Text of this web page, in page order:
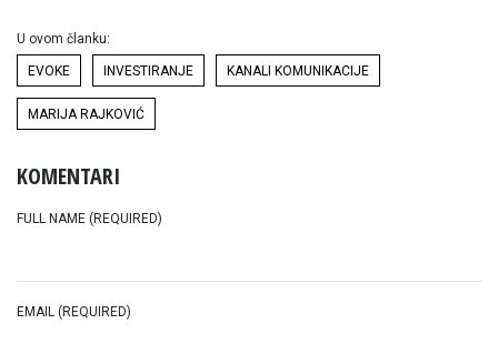
U ovom članku:
EVOKE INVESTIRANJE KANALI KOMUNIKACIJE
MARIJA RAJKOVIĆ
KOMENTARI
FULL NAME (REQUIRED)
EMAIL (REQUIRED)